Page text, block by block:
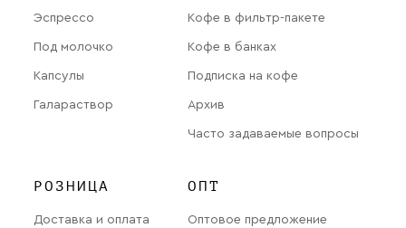
Эспрессо
Под молочко
Капсулы
Галараствор
Кофе в фильтр-пакете
Кофе в банках
Подписка на кофе
Архив
Часто задаваемые вопросы
РОЗНИЦА
Доставка и оплата
ОПТ
Оптовое предложение